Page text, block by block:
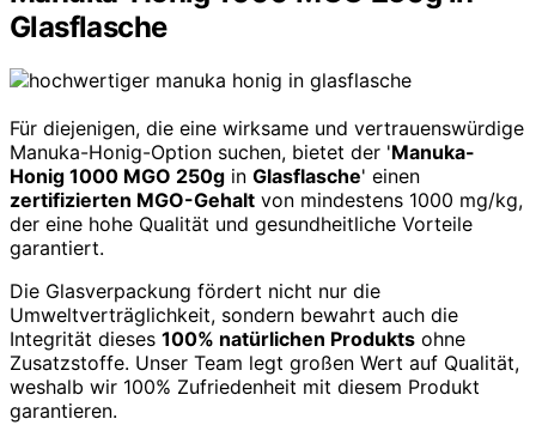
Glasflasche
Für diejenigen, die eine wirksame und vertrauenswürdige
Manuka-Honig-Option suchen, bietet der 'Manuka-
Honig 1000 MGO 250g in Glasflasche' einen
zertifizierten MGO-Gehalt von mindestens 1000 mg/kg,
der eine hohe Qualität und gesundheitliche Vorteile
garantiert.
Die Glasverpackung fördert nicht nur die
Umweltverträglichkeit, sondern bewahrt auch die
Integrität dieses 100% natürlichen Produkts ohne
Zusatzstoffe. Unser Team legt großen Wert auf Qualität,
weshalb wir 100% Zufriedenheit mit diesem Produkt
garantieren.